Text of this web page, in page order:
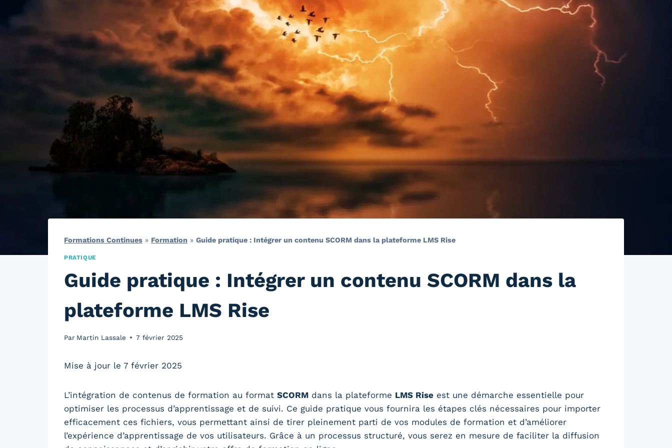
Formations Continues » Formation » Guide pratique : Intégrer un contenu SCORM dans la plateforme LMS Rise
PRATIQUE
Guide pratique : Intégrer un contenu SCORM dans la
plateforme LMS Rise
Par Martin Lassale 7 février 2025
Mise à jour le 7 février 2025
L’intégration de contenus de formation au format SCORM dans la plateforme LMS Rise est une démarche essentielle pour
optimiser les processus d’apprentissage et de suivi. Ce guide pratique vous fournira les étapes clés nécessaires pour importer
efficacement ces fichiers, vous permettant ainsi de tirer pleinement parti de vos modules de formation et d’améliorer
l’expérience d’apprentissage de vos utilisateurs. Grâce à un processus structuré, vous serez en mesure de faciliter la diffusion